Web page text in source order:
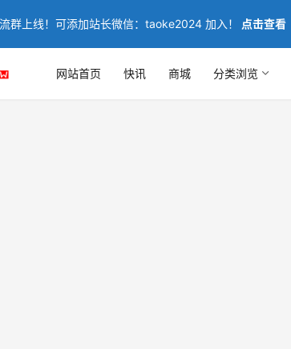
群上线！可添加站长微信：taoke2024 加入！ 点击查看
网站首页 快讯 商城 分类浏览